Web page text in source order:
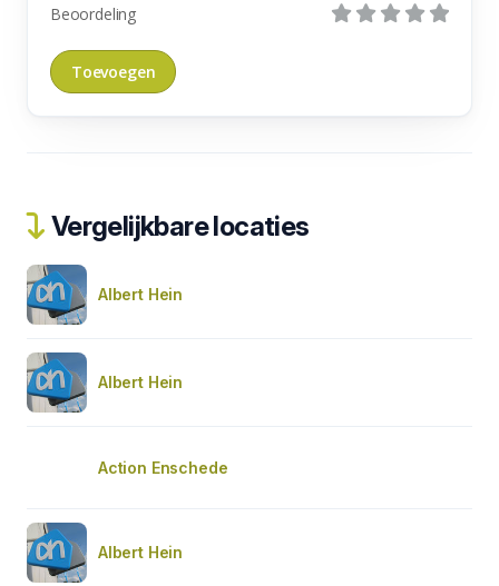
Beoordeling
Vergelijkbare locaties
Albert Hein
Albert Hein
Action Enschede
Albert Hein